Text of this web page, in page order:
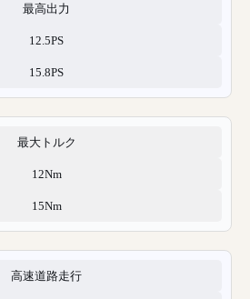
最高出力
12.5PS
15.8PS
最大トルク
12Nm
15Nm
高速道路走行